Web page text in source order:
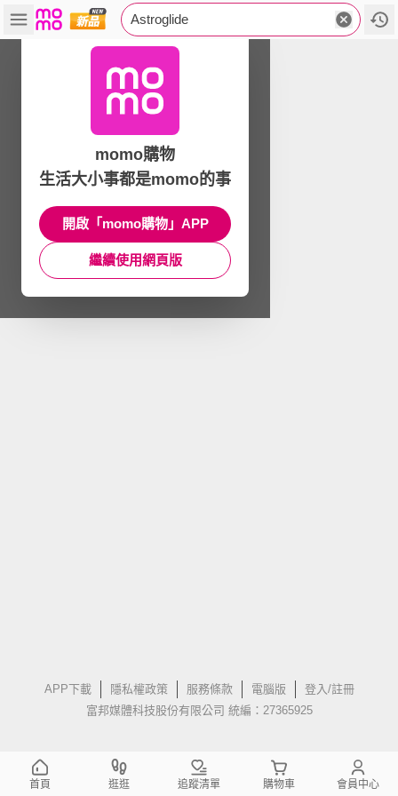
Astroglide
APP下載 隱私權政策 服務條款 電腦版
登入/註冊
富邦媒體科技股份有限公司 統編：27365925
momo購物
生活大小事都是momo的事
開啟「momo購物」APP
繼續使用網頁版
首頁 逛逛 追蹤清單 購物車 會員中心